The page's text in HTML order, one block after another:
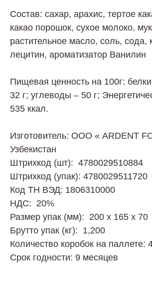
Состав: сахар, арахис, тертое
какао порошок, сухое молоко,
растительное масло, соль, сода,
лецитин, ароматизатор Ванилин
Пищевая ценность на 100г:
32 г; углеводы – 50 г;
535 ккал.
Изготовитель: ООО « ARDENT
Узбекистан
Штрихкод (шт): 4780029510884
Штрихкод (упак): 4780029511720
Код ТН ВЭД: 1806310000
НДС: 20%
Размер упак (мм): 200 х 165 х 70
Брутто упак (кг): 1,200
Количество коробок на паллете:
Срок годности: 9 месяцев